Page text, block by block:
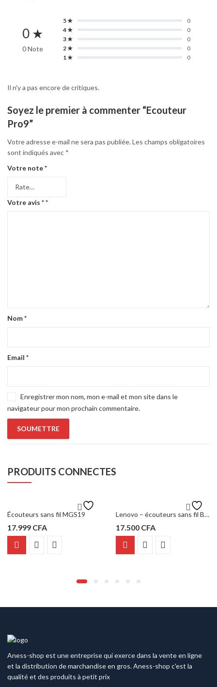
0 ★
0 Note
5 ★
0
4 ★
0
3 ★
0
2 ★
0
1 ★
0
Il n'y a pas encore de critiques.
Soyez le premier à commenter “Ecouteur
Pro9”
Votre adresse e-mail ne sera pas publiée.Les champs obligatoires
sont indiqués avec *
Votre note*
Votre avis **
Nom*
Email *
Enregistrer mon nom, mon e-mail et mon site dans le
navigateur pour mon prochain commentaire.
PRODUITS CONNECTES
Écouteurs sans fil MGS19
17.999 CFA
Lenovo – écouteurs sans fil Bluetooth QT82 TWS
17.500 CFA
la
page
Aness-shop est une entreprise qui exerce dans la vente en ligne
et la distribution de marchandise en gros. Aness-shop c'est la
qualité et des produits à petit prix